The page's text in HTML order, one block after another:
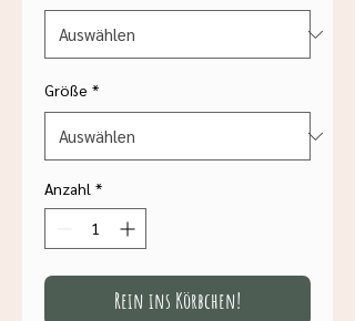
Größe *
Anzahl *
Rein ins Körbchen!